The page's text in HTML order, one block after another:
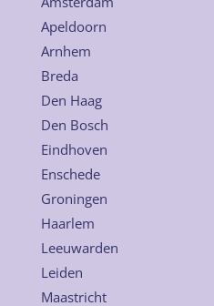
Apeldoorn
Arnhem
Breda
Den Haag
Den Bosch
Eindhoven
Enschede
Groningen
Haarlem
Leeuwarden
Leiden
Maastricht